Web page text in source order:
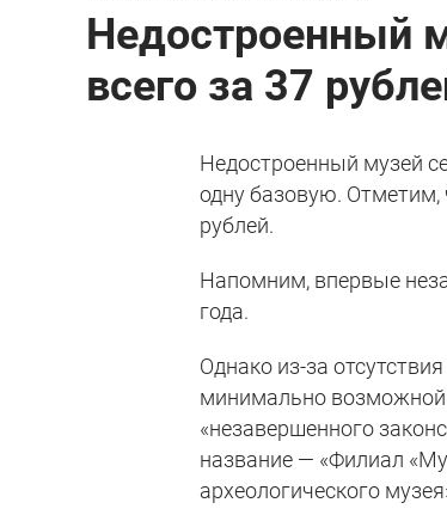
Недостроенный
всего за 37
Недостроенный музей
одну базовую. Отметим,
рублей.
Напомним, впервые
года.
Однако из-за
минимально возможной
«незавершенного
название — «Филиал
археологического